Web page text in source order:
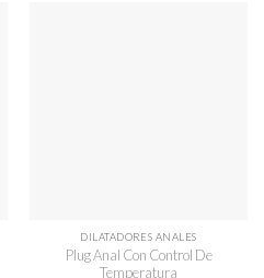
DILATADORES ANALES
Plug Anal Con Control De
Temperatura